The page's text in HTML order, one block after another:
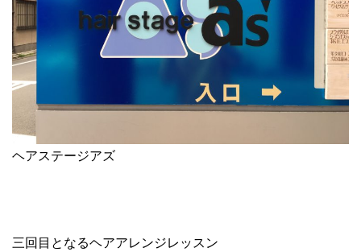
ヘアステージアズ
三回目となるヘアアレンジレッスン